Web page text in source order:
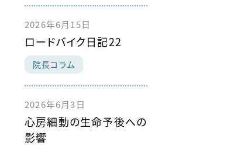
2026年6月15日
ロードバイク日記22
院長コラム
2026年6月3日
心房細動の生命予後への
影響